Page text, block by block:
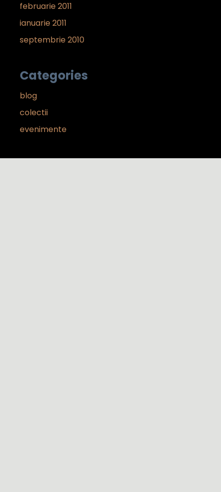
februarie 2011
ianuarie 2011
septembrie 2010
Categories
blog
colectii
evenimente